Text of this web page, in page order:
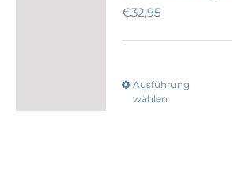
€32,95
Ausführung
wählen